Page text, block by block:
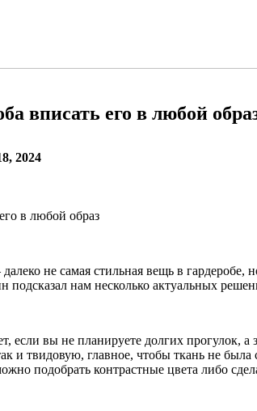
вписать его в любой
2024
не самая стильная вещь в
нам несколько актуальных
если вы не планируете долгих прогулок,
и твидовую, главное, чтобы ткань не была
подобрать контрастные цвета либо